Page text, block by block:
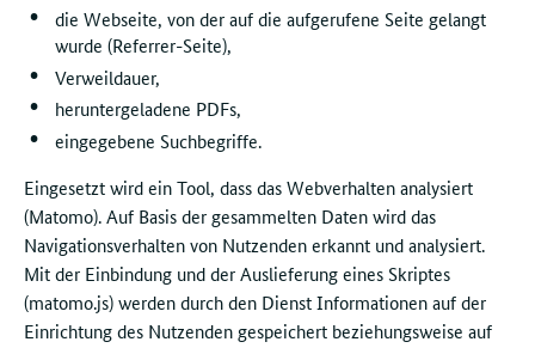
die Webseite, von der auf die aufgerufene Seite gelangt
wurde (Referrer-Seite),
Verweildauer,
heruntergeladene PDFs,
eingegebene Suchbegriffe.
Eingesetzt wird ein Tool, dass das Webverhalten analysiert
(Matomo). Auf Basis der gesammelten Daten wird das
Navigationsverhalten von Nutzenden erkannt und analysiert.
Mit der Einbindung und der Auslieferung eines Skriptes
(matomo.js) werden durch den Dienst Informationen auf der
Einrichtung des Nutzenden gespeichert beziehungsweise auf